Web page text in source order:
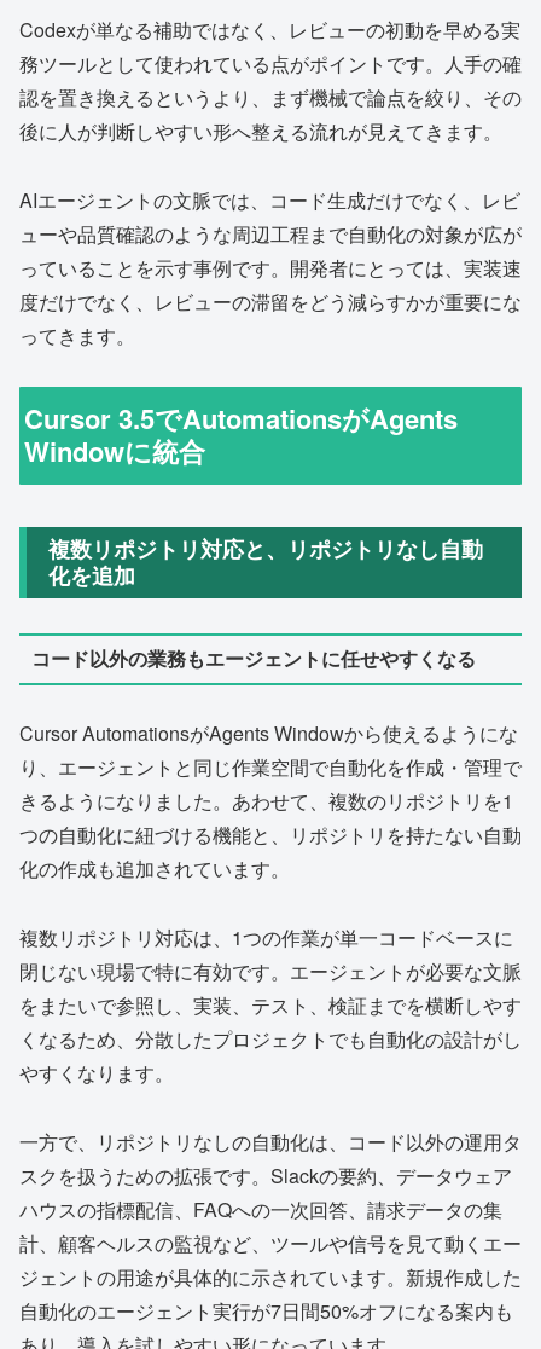
Codexが単なる補助ではなく、レビューの初動を早める実
務ツールとして使われている点がポイントです。人手の確
認を置き換えるというより、まず機械で論点を絞り、その
後に人が判断しやすい形へ整える流れが見えてきます。
AIエージェントの文脈では、コード生成だけでなく、レビ
ューや品質確認のような周辺工程まで自動化の対象が広が
っていることを示す事例です。開発者にとっては、実装速
度だけでなく、レビューの滞留をどう減らすかが重要にな
ってきます。
Cursor 3.5でAutomationsがAgents
Windowに統合
複数リポジトリ対応と、リポジトリなし自動
化を追加
コード以外の業務もエージェントに任せやすくなる
Cursor AutomationsがAgents Windowから使えるようにな
り、エージェントと同じ作業空間で自動化を作成・管理で
きるようになりました。あわせて、複数のリポジトリを1
つの自動化に紐づける機能と、リポジトリを持たない自動
化の作成も追加されています。
複数リポジトリ対応は、1つの作業が単一コードベースに
閉じない現場で特に有効です。エージェントが必要な文脈
をまたいで参照し、実装、テスト、検証までを横断しやす
くなるため、分散したプロジェクトでも自動化の設計がし
やすくなります。
一方で、リポジトリなしの自動化は、コード以外の運用タ
スクを扱うための拡張です。Slackの要約、データウェア
ハウスの指標配信、FAQへの一次回答、請求データの集
計、顧客ヘルスの監視など、ツールや信号を見て動くエー
ジェントの用途が具体的に示されています。新規作成した
自動化のエージェント実行が7日間50%オフになる案内も